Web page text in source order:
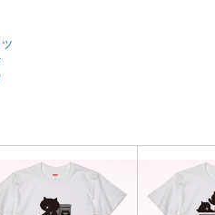
きます。
せて頂きます。
い場合がございます。予めご了承く